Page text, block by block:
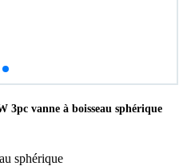
3pc vanne à boisseau sphérique
sphérique